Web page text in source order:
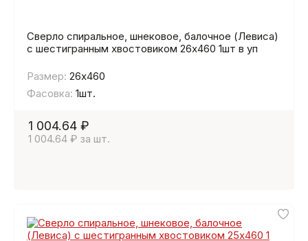
Сверло спиральное, шнековое, балочное (Левиса)
с шестигранным хвостовиком 26х460 1шт в уп
Размер: 26х460
Фасовка: 1шт.
1 004.64 ₽
1 004.64 ₽ за шт.